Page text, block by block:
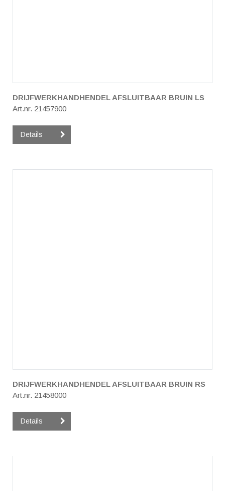
DRIJFWERKHANDHENDEL AFSLUITBAAR BRUIN LS
Art.nr. 21457900
Details
DRIJFWERKHANDHENDEL AFSLUITBAAR BRUIN RS
Art.nr. 21458000
Details